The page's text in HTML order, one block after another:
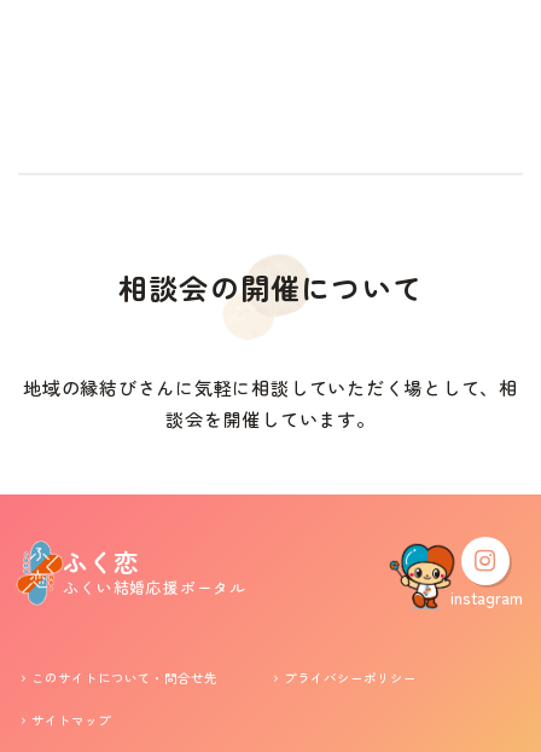
相談会の開催について
地域の縁結びさんに気軽に相談していただく場として、相
談会を開催しています。
ふく恋
ふくい結婚応援ポータル instagram
このサイトについて・問合せ先 プライバシーポリシー
サイトマップ